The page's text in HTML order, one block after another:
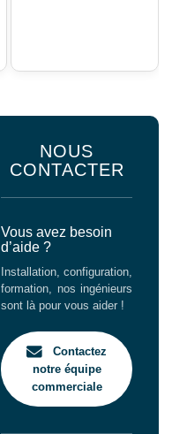
NOUS
CONTACTER
Vous avez besoin
d’aide ?
Installation, configuration,
formation, nos ingénieurs
sont là pour vous aider !
Contactez
notre équipe
commerciale